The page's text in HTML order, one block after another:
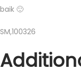
baik 🙂
SM,100326